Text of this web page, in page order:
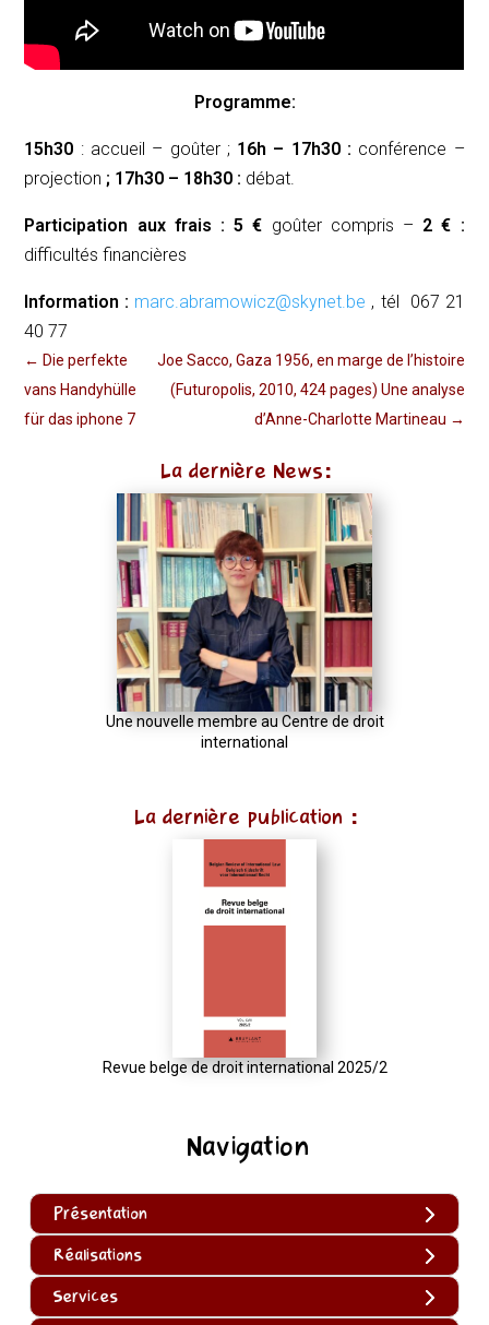
Navigation
Présentation
Réalisations
Services
Programme:
15h30 : accueil – goûter ; 16h – 17h30 : conférence –
projection ; 17h30 – 18h30 : débat.
Participation aux frais : 5 € goûter compris – 2 € :
difficultés financières
Information : marc.abramowicz@skynet.be , tél 067 21
40 77
← Die perfekte
vans Handyhülle
für das iphone 7
Joe Sacco, Gaza 1956, en marge de l’histoire
(Futuropolis, 2010, 424 pages) Une analyse
d’Anne-Charlotte Martineau →
La dernière News:
Une nouvelle membre au Centre de droit
international
La dernière publication :
Revue belge de droit international 2025/2